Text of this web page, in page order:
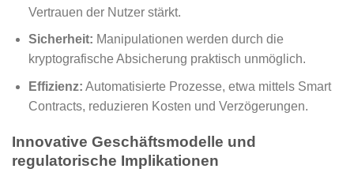
Vertrauen der Nutzer stärkt.
Sicherheit: Manipulationen werden durch die
kryptografische Absicherung praktisch unmöglich.
Effizienz: Automatisierte Prozesse, etwa mittels Smart
Contracts, reduzieren Kosten und Verzögerungen.
Innovative Geschäftsmodelle und
regulatorische Implikationen